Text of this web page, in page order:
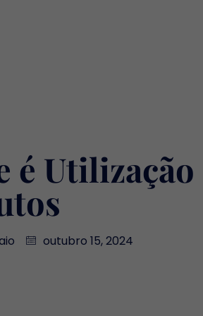
é Utilização
outubro 15, 2024